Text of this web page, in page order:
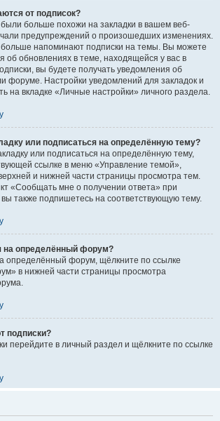
от подписок?
были больше похожи на закладки в вашем веб-
предупреждений о произошедших изменениях.
больше напоминают подписки на темы. Вы можете
об обновлениях в теме, находящейся у вас в
вы будете получать уведомления об
форуме. Настройки уведомлений для закладок и
на вкладке «Личные настройки» личного раздела.
или подписаться на определённую тему?
или подписаться на определённую тему,
ссылке в меню «Управление темой»,
и нижней части страницы просмотра тем.
«Сообщать мне о получении ответа» при
также подпишетесь на соответствующую тему.
на определённый форум?
определённый форум, щёлкните по ссылке
в нижней части страницы просмотра
подписки?
перейдите в личный раздел и щёлкните по ссылке